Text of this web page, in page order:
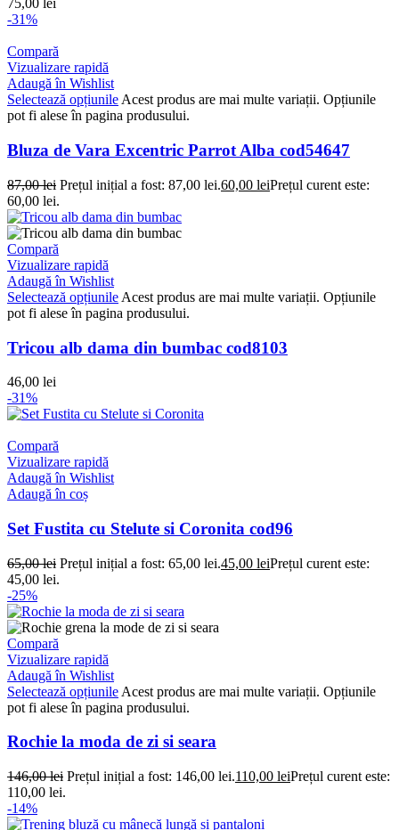
75,00 lei
-31%
Compară
Vizualizare rapidă
Adaugă în Wishlist
Selectează opțiunileAcest produs are mai multe variații. Opțiunile
pot fi alese în pagina produsului.
Bluza de Vara Excentric Parrot Alba cod54647
87,00lei Prețul inițial a fost: 87,00 lei.60,00 leiPrețul curent este:
60,00 lei.
Compară
Vizualizare rapidă
Adaugă în Wishlist
Selectează opțiunile Acest produs are mai multe variații. Opțiunile
pot fi alese în pagina produsului.
Tricou alb dama din bumbac cod8103
46,00 lei
-31%
Compară
Vizualizare rapidă
Adaugă în Wishlist
Adaugă în coș
Set Fustita cu Stelute si Coronita cod96
65,00lei Prețul inițial a fost: 65,00 lei.45,00 leiPrețul curent este:
45,00 lei.
-25%
Compară
Vizualizare rapidă
Adaugă în Wishlist
Selectează opțiunile Acest produs are mai multe variații. Opțiunile
pot fi alese în pagina produsului.
Rochie la moda de zi si seara
146,00lei Prețul inițial a fost: 146,00 lei.110,00 leiPrețul curent este:
110,00 lei.
-14%